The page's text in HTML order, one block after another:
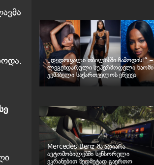
„დედოფალი თბილისში ჩამოდის!“ –
ლეგენდარული სუპერმოდელი ნაომი
კემპბელი საქართველოს ეწვევა
Mercedes-Benz-მა აღიარა –
ავტომობილებში სენსორული
ეკრანებით ზედმეტად გაერთო